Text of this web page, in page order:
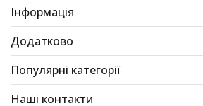
Інформація
Додатково
Популярні категорії
Наші контакти